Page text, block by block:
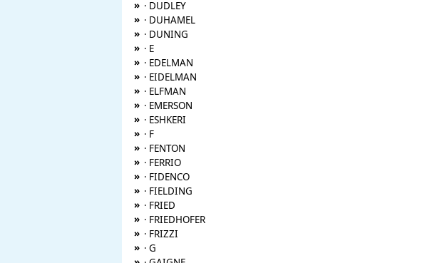
» · DUDLEY
» · DUHAMEL
» · DUNING
» · E
» · EDELMAN
» · EIDELMAN
» · ELFMAN
» · EMERSON
» · ESHKERI
» · F
» · FENTON
» · FERRIO
» · FIDENCO
» · FIELDING
» · FRIED
» · FRIEDHOFER
» · FRIZZI
» · G